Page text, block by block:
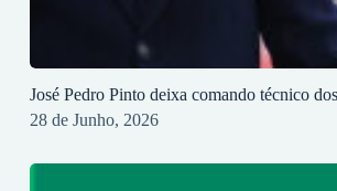
José Pedro Pinto deixa comando técnico
28 de Junho, 2026